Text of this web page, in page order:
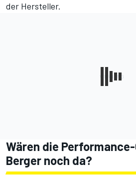
der Hersteller.
Wären die
Berger noch da?